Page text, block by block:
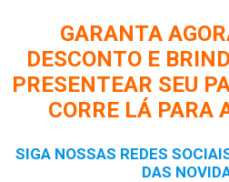
GARANTA
DESCONTO E
PRESENTEAR SEU
CORRE LÁ PARA
SIGA NOSSAS REDES
DAS